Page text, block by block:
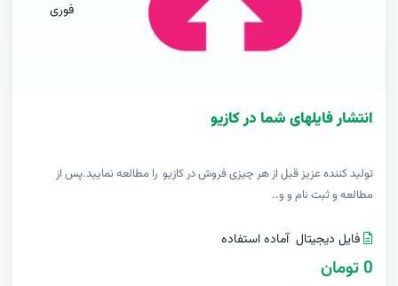
فوری
انتشار فایلهای شما در کازیو
توليد کننده عزيز قبل از هر چیزی فروش در کازیو را مطالعه نمایید.پس از
مطالعه و ثبت نام و و..
فایل دیجیتال آماده استفاده
0 تومان